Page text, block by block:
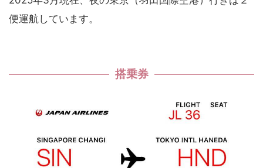
便運航しています。
搭乗券